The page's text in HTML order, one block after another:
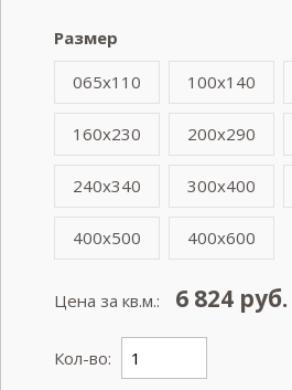
Размер
065x110
100x140
160x230 200x290
240x340 300x400
400x500 400x600
Цена за кв.м.: 6 824 руб.
Кол-во: